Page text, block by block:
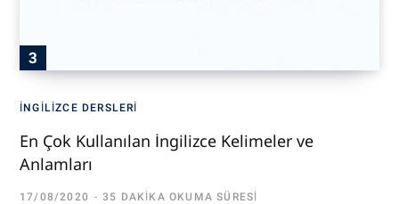
İNGILIZCE DERSLERI
En Çok Kullanılan İngilizce Kelimeler ve
Anlamları
17/08/2020 35 DAKIKA OKUMA SÜRESI